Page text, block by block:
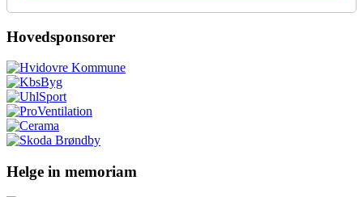
Hovedsponsorer
Helge in memoriam